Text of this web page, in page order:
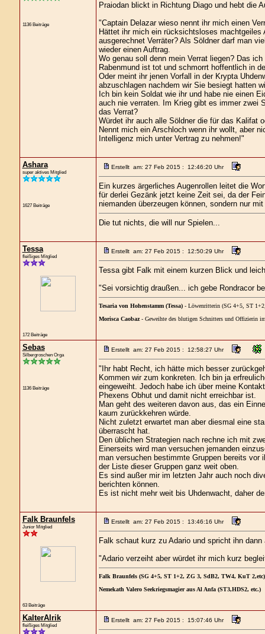
1136 Beiträge
Praiodan blickt in Richtung Diago und hebt die
"Captain Delazar wieso nennt ihr mich einen
Hättet ihr mich ein rücksichtsloses
ausgerechnet Verräter? Als Söldner darf man
wieder einen Auftrag.
Wo genau soll denn mein Verrat liegen? Das
Rabenmund ist tot und schmorrt hoffentlich in
Oder meint ihr jenen Vorfall in der Krypta
abzuschlagen nachdem wir Sie besiegt hatten
Ich bin kein Soldat wie ihr und habe nie einen
auch nie verraten. Im Krieg gibt es immer zwei
das Verrat?
Würdet ihr auch alle Söldner die für das Kalifat
Nennt mich ein Arschloch wenn ihr wollt, aber
Intelligenz mich unter Vertrag zu nehmen!"
Ashara
super aktives Mitglied
1627 Beiträge
Erstellt am: 27 Feb 2015 : 12:46:20 Uhr
Ein kurzes ärgerliches Augenrollen leitet die
für derlei Gezänk jetzt keine Zeit sei, da der
niemanden überzeugen können, sondern nur
Die tut nichts, die will nur Spielen...
Tessa
fleißiges Mitglied
172 Beiträge
Erstellt am: 27 Feb 2015 : 12:50:29 Uhr
Tessa gibt Falk mit einem kurzen Blick und
"Sei vorsichtig draußen... ich gebe Rondracor
Tesaria von Hohenstamm (Tessa)- Löwenritterin (SG 4+5, ST
Morisca Caobaz- Geweihte des blutigen Schnitters und Offizierin
Sebas
Silbergroschen Orga
1136 Beiträge
Erstellt am: 27 Feb 2015 : 12:58:27 Uhr
"Ihr habt Recht, ich hätte mich besser
Kommen wir zum konkreten. Ich bin ja
eingeweiht. Jedoch habe ich über meine
Phexens Obhut und damit nicht erreichbar ist.
Man geht des weiteren davon aus, das ein
kaum zurückkehren würde.
Nicht zuletzt erwartet man aber diesmal eine
überrascht hat.
Den üblichen Strategien nach rechne ich mit
Einerseits wird man versuchen jemanden
man versuchen bestimmte Gruppen bereits
der Liste dieser Gruppen ganz weit oben.
Es sind außer mir im letzten Jahr auch noch
berichten können.
Es ist nicht mehr weit bis Uhdenwacht, daher
Falk Braunfels
Junior Mitglied
63 Beiträge
Erstellt am: 27 Feb 2015 : 13:46:16 Uhr
Falk schaut kurz zu Adario und spricht ihn dann
"Adario verzeiht aber würdet ihr mich kurz
Falk Braunfels (SG 4+5, ST 1+2, ZG 3, SdB2, TW4, KuT 2,etc)
Nemekath Valero Seekriegsmagier aus Al Anfa (ST3,HDS2, etc.)
KalterAlrik
fleißiges Mitglied
Erstellt am: 27 Feb 2015 : 15:07:46 Uhr